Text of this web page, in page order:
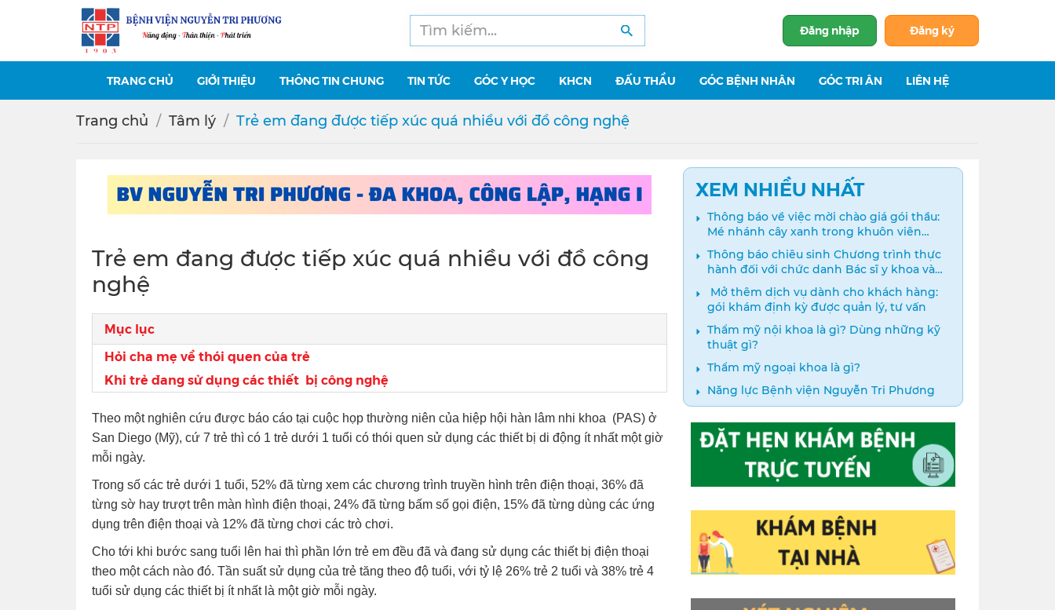
Đăng nhập Đăng ký
TRANG CHỦ GIỚI THIỆU THÔNG TIN CHUNG TIN TỨC GÓC Y HỌC KHCN ĐẤU THẦU GÓC BỆNH NHÂN GÓC TRI ÂN LIÊN HỆ
Trang chủ Tâm lý Trẻ em đang được tiếp xúc quá nhiều với đồ công nghệ
Trẻ em đang được tiếp xúc quá nhiều với đồ công
nghệ
Mục lục
Hỏi cha mẹ về thói quen của trẻ
Khi trẻ đang sử dụng các thiết bị công nghệ
Theo một nghiên cứu được báo cáo tại cuộc họp thường niên của hiệp hội hàn lâm nhi khoa (PAS) ở
San Diego (Mỹ), cứ 7 trẻ thì có 1 trẻ dưới 1 tuổi có thói quen sử dụng các thiết bị di động ít nhất một giờ
mỗi ngày.
Trong số các trẻ dưới 1 tuổi, 52% đã từng xem các chương trình truyền hình trên điện thoại, 36% đã
từng sờ hay trượt trên màn hình điện thoại, 24% đã từng bấm số gọi điện, 15% đã từng dùng các ứng
dụng trên điện thoại và 12% đã từng chơi các trò chơi.
Cho tới khi bước sang tuổi lên hai thì phần lớn trẻ em đều đã và đang sử dụng các thiết bị điện thoại
theo một cách nào đó. Tần suất sử dụng của trẻ tăng theo độ tuổi, với tỷ lệ 26% trẻ 2 tuổi và 38% trẻ 4
tuổi sử dụng các thiết bị ít nhất là một giờ mỗi ngày.
XEM NHIỀU NHẤT
Thông báo về việc mời chào giá gói thầu:
Mé nhánh cây xanh trong khuôn viên
bệnh viện
Thông báo chiêu sinh Chương trình thực
hành đối với chức danh Bác sĩ y khoa và
Điều dưỡng năm 2024
️ Mở thêm dịch vụ dành cho khách hàng:
gói khám định kỳ được quản lý, tư vấn
Thẩm mỹ nội khoa là gì? Dùng những kỹ
thuật gì?
Thẩm mỹ ngoại khoa là gì?
Năng lực Bệnh viện Nguyễn Tri Phương